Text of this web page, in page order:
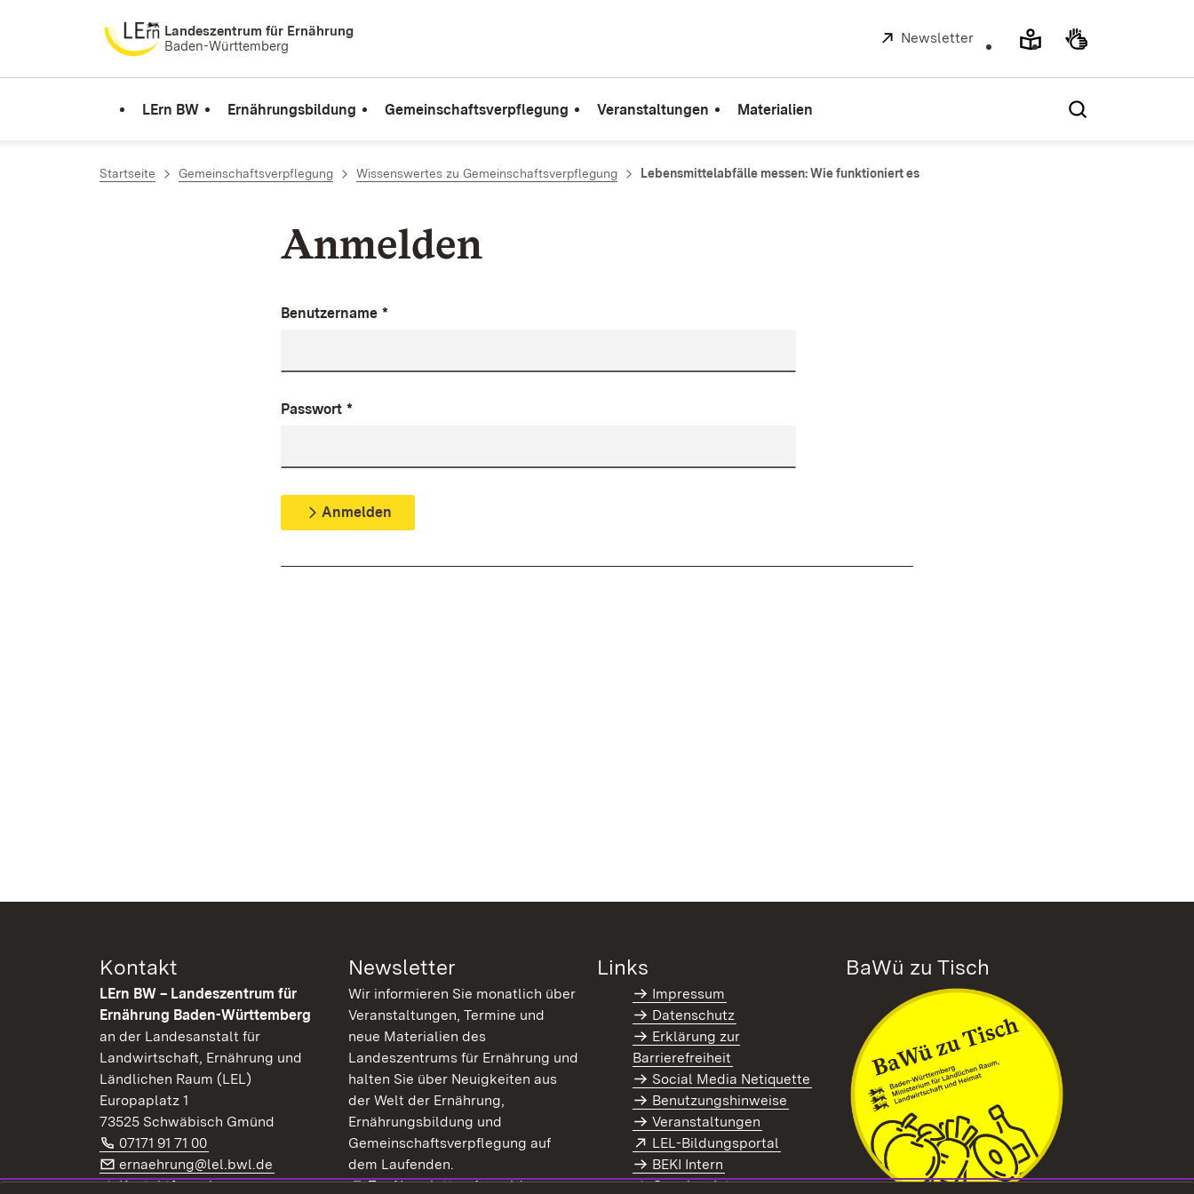
Zum Inhalt springenLandeszentrum für Ernährung
Baden-Württemberg
Extern:
Newsletter (Öffnet in neuem Fenster)
LErn BW Ernährungsbildung Gemeinschaftsverpflegung Veranstaltungen Materialien
Startseite Gemeinschaftsverpflegung Wissenswertes zu Gemeinschaftsverpflegung Lebensmittelabfälle messen: Wie funktioniert es
Anmelden
Benutzername *
Passwort *
Anmelden
Kontakt
LErn BW – Landeszentrum für
Ernährung Baden-Württemberg
an der Landesanstalt für
Landwirtschaft, Ernährung und
Ländlichen Raum (LEL)
Europaplatz 1
73525 Schwäbisch Gmünd
Telefon:
07171 91 71 00 (Öffnet in neuem Fenster)
E-Mail:
ernaehrung@lel.bwl.de (Öffnet in neuem Fenster)
Kontaktformular
Newsletter
Wir informieren Sie monatlich über
Veranstaltungen, Termine und
neue Materialien des
Landeszentrums für Ernährung und
halten Sie über Neuigkeiten aus
der Welt der Ernährung,
Ernährungsbildung und
Gemeinschaftsverpflegung auf
dem Laufenden.
Extern:
Zur Newsletter-Anmeldung(Öffnet in neuem Fenster)
Links
Impressum
Datenschutz
Erklärung zur
Barrierefreiheit
Social Media Netiquette
Benutzungshinweise
Veranstaltungen
Extern:
LEL-Bildungsportal (Öffnet in neuem Fenster)
BEKI Intern
Coaches Intern
BaWü zu Tisch